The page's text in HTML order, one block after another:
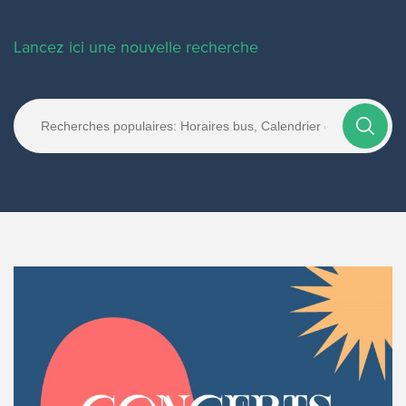
Lancez ici une nouvelle recherche